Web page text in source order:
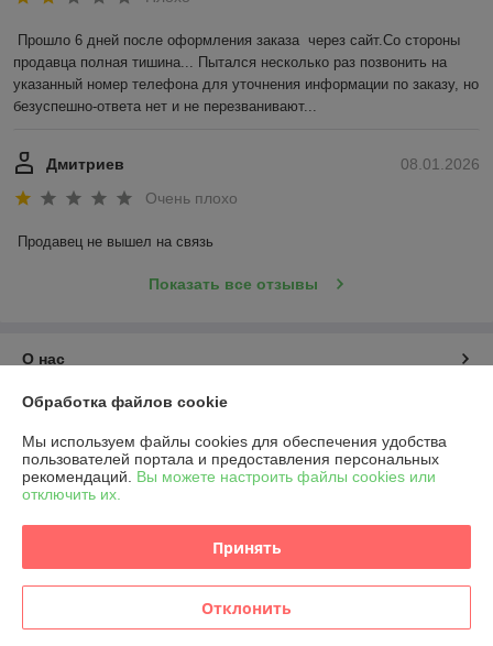
Прошло 6 дней после оформления заказа  через сайт.Со стороны
продавца полная тишина... Пытался несколько раз позвонить на
указанный номер телефона для уточнения информации по заказу, но
безуспешно-ответа нет и не перезванивают...
08.01.2026
Дмитриев
Очень плохо
Продавец не вышел на связь
Показать все отзывы
О нас
Контакты
Доставка и оплата
Полная версия сайта
Политика обработки cookies
Обработка файлов cookie
Мы используем файлы cookies для обеспечения удобства
пользователей портала и предоставления персональных
рекомендаций. Вы можете настроить файлы cookies или
отключить их.
Принять
Отклонить